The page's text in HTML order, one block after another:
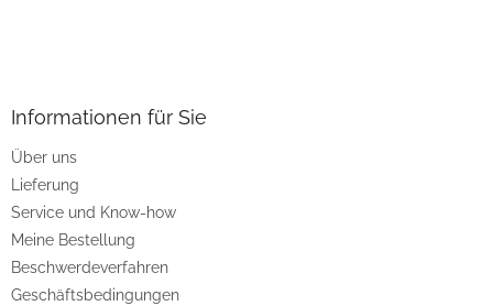
e
Informationen für Sie
Über uns
Lieferung
Service und Know-how
Meine Bestellung
Beschwerdeverfahren
Geschäftsbedingungen